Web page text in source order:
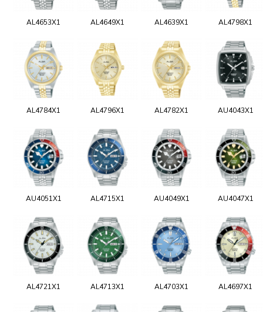
AL4653X1 AL4649X1 AL4639X1 AL4798X1
AL4784X1 AL4796X1 AL4782X1 AU4043X1
AU4051X1 AL4715X1 AU4049X1 AU4047X1
AL4721X1 AL4713X1 AL4703X1 AL4697X1